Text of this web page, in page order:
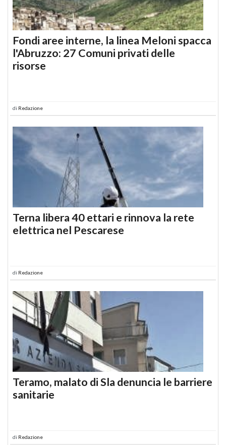
Fondi aree interne, la linea Meloni spacca
l'Abruzzo: 27 Comuni privati delle
risorse
di Redazione
Terna libera 40 ettari e rinnova la rete
elettrica nel Pescarese
di Redazione
Teramo, malato di Sla denuncia le barriere
sanitarie
di Redazione